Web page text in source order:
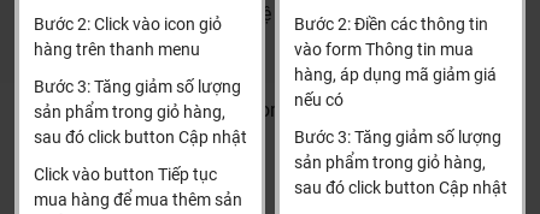
Bước 2: Click vào icon giỏ
hàng trên thanh menu
Bước 3: Tăng giảm số lượng
sản phẩm trong giỏ hàng,
sau đó click button Cập nhật
Click vào button Tiếp tục
mua hàng để mua thêm sản
Bước 2: Điền các thông tin
vào form Thông tin mua
hàng, áp dụng mã giảm giá
nếu có
Bước 3: Tăng giảm số lượng
sản phẩm trong giỏ hàng,
sau đó click button Cập nhật
HCM và các tỉnh khác: Liên hệ hotline để được hướng dẫn
đặt hàng
Khalinguyen.vn@gmail.com
0904501766
Thông tin Thông tin thêm